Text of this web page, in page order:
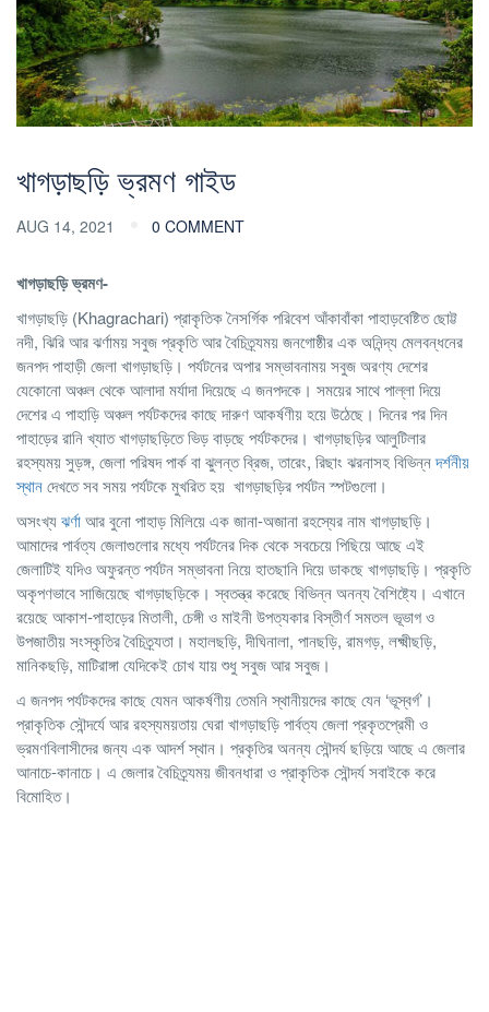
খাগড়াছড়ি ভ্রমণ গাইড
AUG 14, 2021 0 COMMENT
খাগড়াছড়ি ভ্রমণ-
খাগড়াছড়ি (Khagrachari) প্রাকৃতিক নৈসর্গিক পরিবেশ আঁকাবাঁকা পাহাড়বেষ্টিত ছোট্ট
নদী, ঝিরি আর ঝর্ণাময় সবুজ প্রকৃতি আর বৈচিত্র্যময় জনগোষ্ঠীর এক অনিন্দ্য মেলবন্ধনের
জনপদ পাহাড়ী জেলা খাগড়াছড়ি। পর্যটনের অপার সম্ভাবনাময় সবুজ অরণ্য দেশের
যেকোনো অঞ্চল থেকে আলাদা মর্যাদা দিয়েছে এ জনপদকে। সময়ের সাথে পাল্লা দিয়ে
দেশের এ পাহাড়ি অঞ্চল পর্যটকদের কাছে দারুণ আকর্ষণীয় হয়ে উঠেছে। দিনের পর দিন
পাহাড়ের রানি খ্যাত খাগড়াছড়িতে ভিড় বাড়ছে পর্যটকদের। খাগড়াছড়ির আলুটিলার
রহস্যময় সুড়ঙ্গ, জেলা পরিষদ পার্ক বা ঝুলন্ত ব্রিজ, তারেং, রিছাং ঝরনাসহ বিভিন্নদর্শনীয়
স্থানদেখতে সব সময় পর্যটকে মুখরিত হয় খাগড়াছড়ির পর্যটন স্পটগুলো।
অসংখ্যঝর্ণাআর বুনো পাহাড় মিলিয়ে এক জানা-অজানা রহস্যের নাম খাগড়াছড়ি।
আমাদের পার্বত্য জেলাগুলোর মধ্যে পর্যটনের দিক থেকে সবচেয়ে পিছিয়ে আছে এই
জেলাটিই যদিও অফুরন্ত পর্যটন সম্ভাবনা নিয়ে হাতছানি দিয়ে ডাকছে খাগড়াছড়ি। প্রকৃতি
অকৃপণভাবে সাজিয়েছে খাগড়াছড়িকে। স্বতন্ত্র করেছে বিভিন্ন অনন্য বৈশিষ্ট্যে। এখানে
রয়েছে আকাশ-পাহাড়ের মিতালী, চেঙ্গী ও মাইনী উপত্যকার বিস্তীর্ণ সমতল ভূভাগ ও
উপজাতীয় সংস্কৃতির বৈচিত্র্যতা। মহালছড়ি, দীঘিনালা, পানছড়ি, রামগড়, লক্ষ্মীছড়ি,
মানিকছড়ি, মাটিরাঙ্গা যেদিকেই চোখ যায় শুধু সবুজ আর সবুজ।
এ জনপদ পর্যটকদের কাছে যেমন আকর্ষণীয় তেমনি স্থানীয়দের কাছে যেন ‘ভূস্বর্গ’।
প্রাকৃতিক সৌন্দর্যে আর রহস্যময়তায় ঘেরা খাগড়াছড়ি পার্বত্য জেলা প্রকৃতপ্রেমী ও
ভ্রমণবিলাসীদের জন্য এক আদর্শ স্থান। প্রকৃতির অনন্য সৌন্দর্য ছড়িয়ে আছে এ জেলার
আনাচে-কানাচে। এ জেলার বৈচিত্র্যময় জীবনধারা ও প্রাকৃতিক সৌন্দর্য সবাইকে করে
বিমোহিত।